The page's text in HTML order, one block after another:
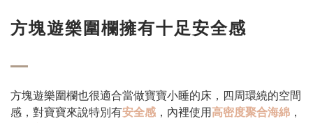
方塊遊樂圍欄擁有十足安全感
方塊遊樂圍欄也很適合當做寶寶小睡的床，四周環繞的空間
感，對寶寶來說特別有安全感 ，內裡使用高密度聚合海綿